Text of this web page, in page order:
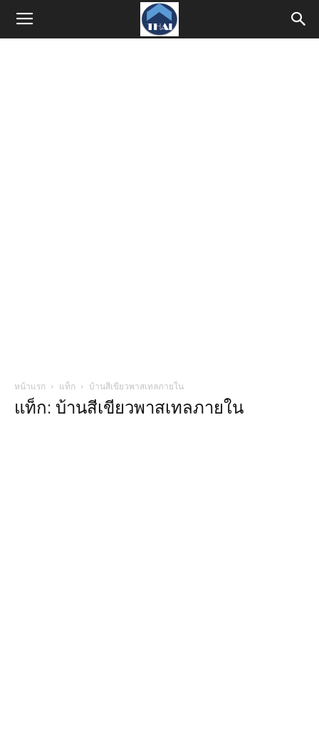
หน้าแรก แท็ก บ้านสีเขียวพาสเทลภายใน
แท็ก: บ้านสีเขียวพาสเทลภายใน